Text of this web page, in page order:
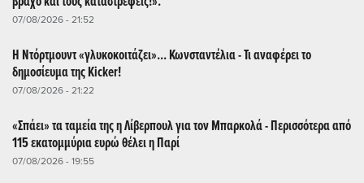
07/08/2026 - 21:52
Η Ντόρτμουντ «γλυκοκοιτάζει»... Κωνσταντέλια - Τι αναφέρει το
δημοσίευμα της Kicker!
07/08/2026 - 21:22
«Σπάει» τα ταμεία της η Λίβερπουλ για τον Μπαρκολά - Περισσότερα από
115 εκατομμύρια ευρώ θέλει η Παρί
07/08/2026 - 19:55